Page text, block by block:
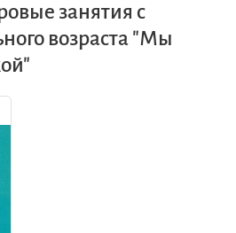
занятия с
возраста "Мы